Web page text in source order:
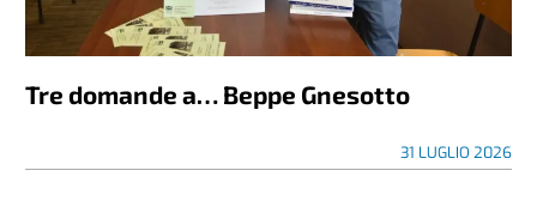
Tre domande a… Beppe Gnesotto
31 LUGLIO 2026